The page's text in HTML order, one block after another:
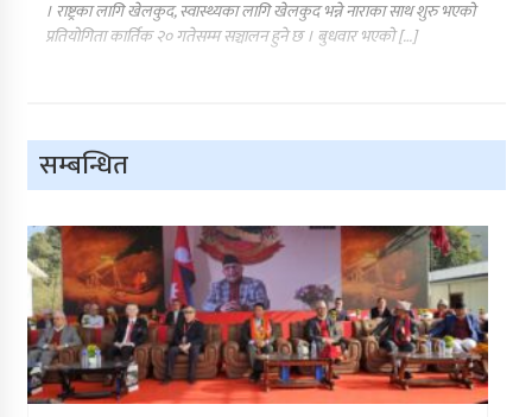
। राष्ट्रका लागि खेलकुद, स्वास्थ्यका लागि खेलकुद भन्ने नाराका साथ शुरु भएको
प्रतियोगिता कार्तिक २० गतेसम्म सञ्चालन हुने छ । बुधवार भएको […]
सम्बन्धित